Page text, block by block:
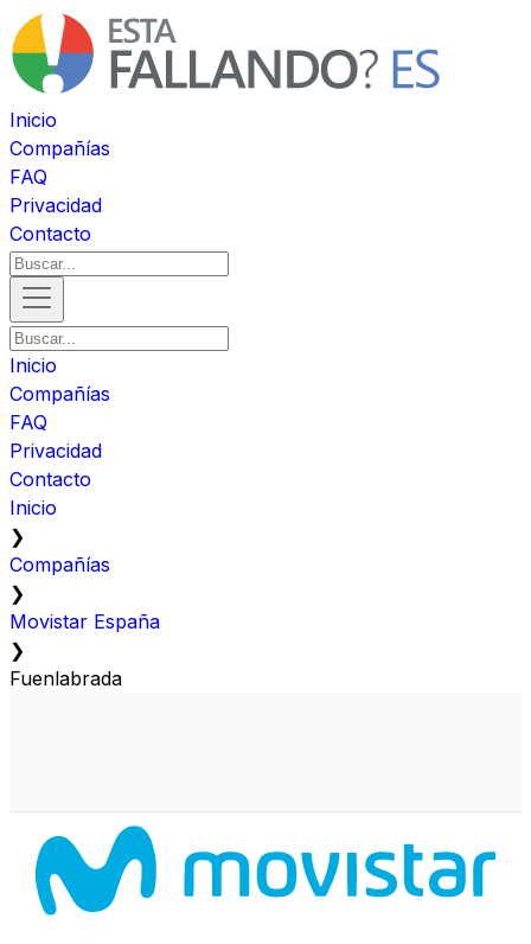
Inicio
Compañías
FAQ
Privacidad
Contacto
Inicio
Compañías
FAQ
Privacidad
Contacto
Inicio
❯
Compañías
❯
Movistar España
❯
Fuenlabrada